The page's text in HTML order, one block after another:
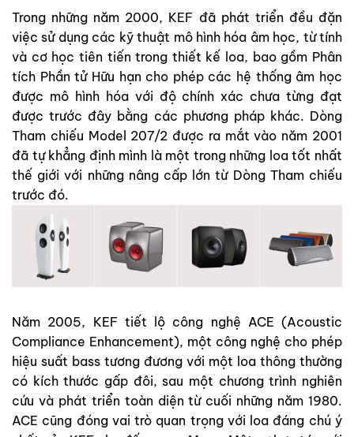
Trong những năm 2000, KEF đã phát triển đều đặn
việc sử dụng các kỹ thuật mô hình hóa âm học, từ tính
và cơ học tiên tiến trong thiết kế loa, bao gồm Phân
tích Phần tử Hữu hạn cho phép các hệ thống âm học
được mô hình hóa với độ chính xác chưa từng đạt
được trước đây bằng các phương pháp khác. Dòng
Tham chiếu Model 207/2 được ra mắt vào năm 2001
đã tự khẳng định mình là một trong những loa tốt nhất
thế giới với những nâng cấp lớn từ Dòng Tham chiếu
trước đó.
Năm 2005, KEF tiết lộ công nghệ ACE (Acoustic
Compliance Enhancement), một công nghệ cho phép
hiệu suất bass tương đương với một loa thông thường
có kích thước gấp đôi, sau một chương trình nghiên
cứu và phát triển toàn diện từ cuối những năm 1980.
ACE cũng đóng vai trò quan trọng với loa đáng chú ý